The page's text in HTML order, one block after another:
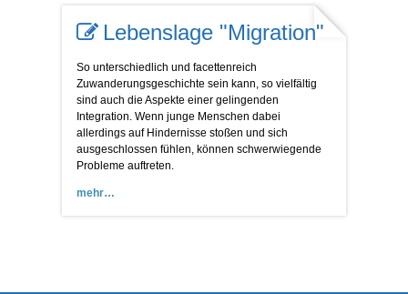
Lebenslage "Migration"
So unterschiedlich und facettenreich
Zuwanderungsgeschichte sein kann, so vielfältig
sind auch die Aspekte einer gelingenden
Integration. Wenn junge Menschen dabei
allerdings auf Hindernisse stoßen und sich
ausgeschlossen fühlen, können schwerwiegende
Probleme auftreten.
mehr